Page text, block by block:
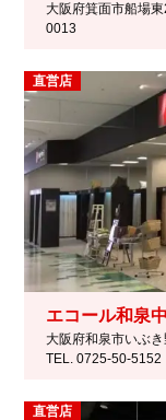
大阪府箕面市船場
0013
直営店
エコール和泉
大阪府和泉市いぶ
TEL. 0725-50-5152
直営店